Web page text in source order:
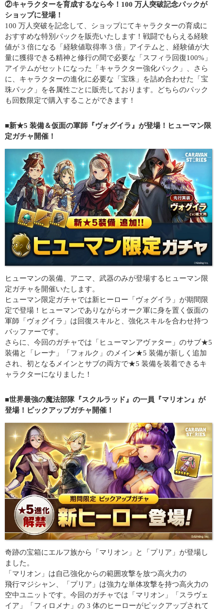
②キャラクターを育成するなら今！100 万人突破記念パックが
ショップに登場！
100 万人突破を記念して、ショップにてキャラクターの育成に
おすすめな特別パックを販売いたします！戦闘でもらえる経験
値が 3 倍になる「経験値取得率 3 倍」アイテムと、経験値が大
量に獲得できる精神と修行の間で必要な「スフィラ回復100%」
アイテムがセットになった「キャラクター強化パック」、さら
に、キャラクターの進化に必要な「宝珠」を詰め合わせた「宝
珠パック」を各属性ごとに販売しております。どちらのパック
も回数限定で購入することができます！
■新★5 装備＆仮面の軍師『ヴォグイラ』が登場！ヒューマン限
定ガチャ開催！
ヒューマンの装備、アニマ、武器のみが登場するヒューマン限
定ガチャを開催いたします。
ヒューマン限定ガチャでは新ヒーロー「ヴォグイラ」が期間限
定で登場！ヒューマンでありながらオーク軍に身を置く仮面の
軍師「ヴォグイラ」は回復スキルと、強化スキルを合わせ持つ
バッファーです。
さらに、今回のガチャでは「ヒューマンアヴァター」のサブ★5
装備と「レーナ」「フォルク」のメイン★5 装備が新しく追加
され、初となるメインとサブの両方で★5 装備を装着できるキ
ャラクターになりました！
■世界最強の魔法部隊『スクルラッド』の一員『マリオン』が
登場！ピックアップガチャ開催！
奇跡の宝箱にエルフ族から「マリオン」と「プリア」が登場し
ました。
「マリオン」は自己強化からの範囲攻撃を放つ高火力の
飛行マジシャン、「プリア」は強力な単体攻撃を持つ高火力の
空中ユニットです。今回のガチャでは「マリオン」「スラヴェ
イア」「フィロメナ」の 3 体のヒーローがピックアップされて